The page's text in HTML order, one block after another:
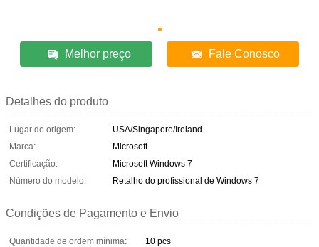
Melhor preço Fale Conosco
Detalhes do produto
Lugar de origem:
USA/Singapore/Ireland
Marca:
Microsoft
Certificação:
Microsoft Windows 7
Número do modelo:
Retalho do profissional de Windows 7
Condições de Pagamento e Envio
Quantidade de ordem mínima:
10 pcs